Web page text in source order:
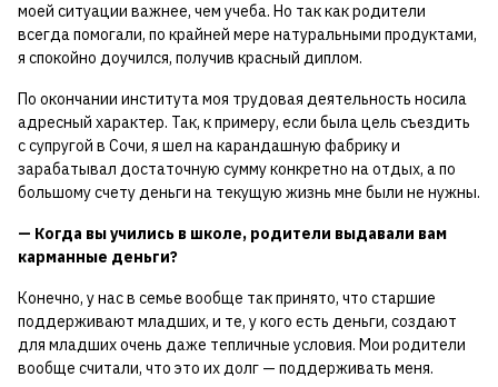
моей ситуации важнее, чем учеба. Но так как родители
всегда помогали, по крайней мере натуральными продуктами,
я спокойно доучился, получив красный диплом.
По окончании института моя трудовая деятельность носила
адресный характер. Так, к примеру, если была цель съездить
с супругой в Сочи, я шел на карандашную фабрику и
зарабатывал достаточную сумму конкретно на отдых, а по
большому счету деньги на текущую жизнь мне были не нужны.
— Когда вы учились в школе, родители выдавали вам
карманные деньги?
Конечно, у нас в семье вообще так принято, что старшие
поддерживают младших, и те, у кого есть деньги, создают
для младших очень даже тепличные условия. Мои родители
вообще считали, что это их долг — поддерживать меня.